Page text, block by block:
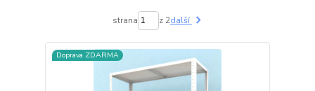
strana z 2další
Doprava ZDARMA